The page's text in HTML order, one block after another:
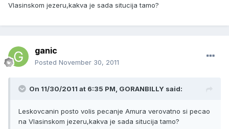
Vlasinskom jezeru,kakva je sada situcija tamo?
ganic
Posted November 30, 2011
On 11/30/2011 at 6:35 PM, GORANBILLY said:
Leskovcanin posto volis pecanje Amura verovatno si pecao
na Vlasinskom jezeru,kakva je sada situcija tamo?